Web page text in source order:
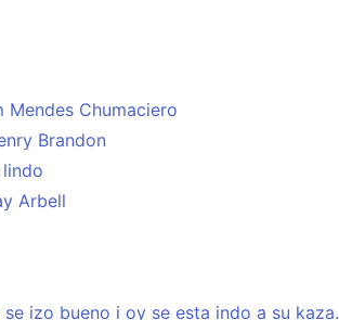
Chumaciero
Brandon
Arbell
izo bueno i oy se esta indo a su kaza.